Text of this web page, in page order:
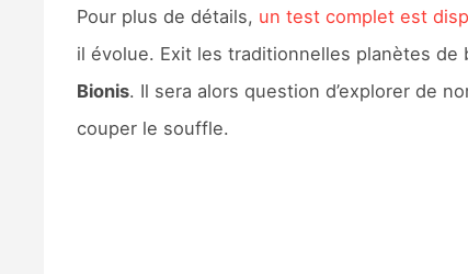
Pour plus de détails, un test complet est
il évolue. Exit les traditionnelles planètes de
Bionis. Il sera alors question d’explorer de
couper le souffle.